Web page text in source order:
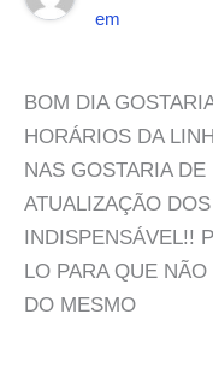
em
BOM DIA
HORÁRIOS DA
NAS GOSTARIA
ATUALIZAÇÃO
INDISPENSÁVEL!!
LO PARA QUE
DO MESMO